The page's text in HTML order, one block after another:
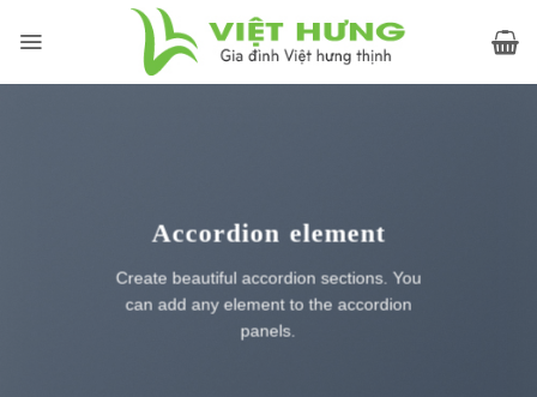
Accordion element
Create beautiful accordion sections. You
can add any element to the accordion
panels.